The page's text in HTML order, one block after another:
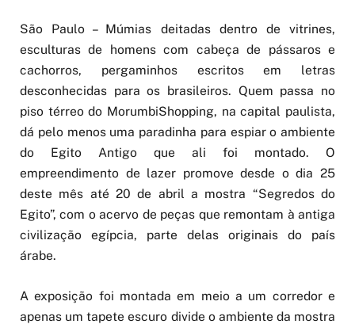
São Paulo – Múmias deitadas dentro de vitrines,
esculturas de homens com cabeça de pássaros e
cachorros, pergaminhos escritos em letras
desconhecidas para os brasileiros. Quem passa no
piso térreo do MorumbiShopping, na capital paulista,
dá pelo menos uma paradinha para espiar o ambiente
do Egito Antigo que ali foi montado. O
empreendimento de lazer promove desde o dia 25
deste mês até 20 de abril a mostra “Segredos do
Egito”, com o acervo de peças que remontam à antiga
civilização egípcia, parte delas originais do país
árabe.
A exposição foi montada em meio a um corredor e
apenas um tapete escuro divide o ambiente da mostra